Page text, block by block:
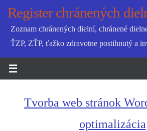
SkipRegister chránených
Zoznam chránených dielní, chránené
ŤZP, ZŤP, ťažko zdravotne postihnutý a
Tvorba web stránok
optimalizácia